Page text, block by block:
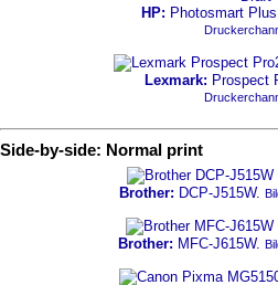
HP: Photosmart Plus
Lexmark: Prospect
Side-by-side: Normal print
Brother: DCP-J515W.
Brother: MFC-J615W.